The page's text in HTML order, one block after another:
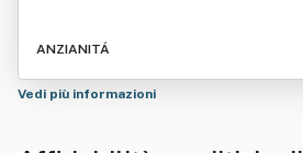
ANZIANITÁ
Vedi più informazioni